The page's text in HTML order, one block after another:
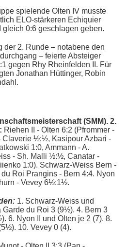
spielende Olten IV musste
ELO-stärkeren Echiquier
gleich 0:6 geschlagen geben.
der 2. Runde – notabene den
– feierte Absteiger
gegen Rhy Rheinfelden II. Für
Jonathan Hüttinger, Robin
(SMM). 2.
Riehen II - Olten 6:2 (Pfrommer -
½:½, Kasipour Azbari -
1:0, Ammann - A.
- Sh. Malli ½:½, Canatar -
1:0). Schwarz-Weiss Bern -
Roi Prangins - Bern 4:4. Nyon
- Vevey 6½:1½.
1. Schwarz-Weiss und
Garde du Roi 3 (9½). 4. Bern 3
6. Nyon II und Olten je 2 (7). 8.
10. Vevey 0 (4).